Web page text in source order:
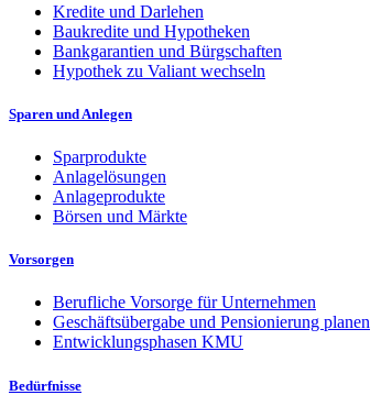
Kredite und Darlehen
Baukredite und Hypotheken
Bankgarantien und Bürgschaften
Hypothek zu Valiant wechseln
Sparen und Anlegen
Sparprodukte
Anlagelösungen
Anlageprodukte
Börsen und Märkte
Vorsorgen
Berufliche Vorsorge für Unternehmen
Geschäftsübergabe und Pensionierung planen
Entwicklungsphasen KMU
Bedürfnisse